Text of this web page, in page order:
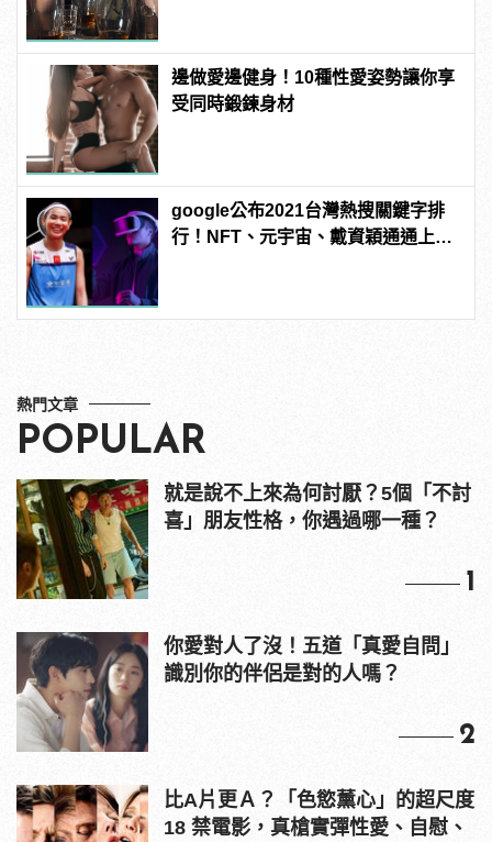
邊做愛邊健身！10種性愛姿勢讓你享
受同時鍛鍊身材
google公布2021台灣熱搜關鍵字排
行！NFT、元宇宙、戴資穎通通上
熱門文章
POPULAR
就是說不上來為何討厭？5個「不討
喜」朋友性格，你遇過哪一種？
1
你愛對人了沒！五道「真愛自問」
識別你的伴侶是對的人嗎？
2
比A片更Ａ？「色慾薰心」的超尺度
18 禁電影，真槍實彈性愛、自慰、